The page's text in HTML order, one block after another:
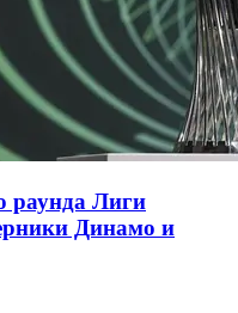
раунда Лиги
Динамо и